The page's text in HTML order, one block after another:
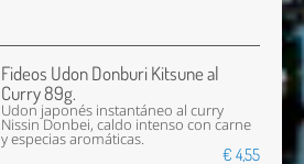
Fideos Udon Donburi Kitsune al
Curry 89g.
Udon japonés instantáneo al curry
Nissin Donbei, caldo intenso con carne
y especias aromáticas.
€ 4,55